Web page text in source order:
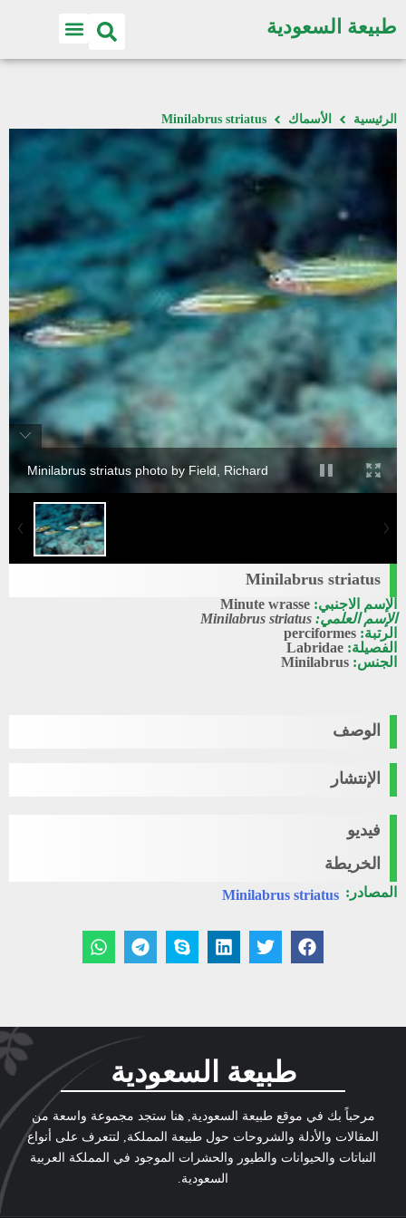
طبيعة السعودية
الرئيسية الأسماك Minilabrus striatus
Minilabrus striatus photo by Field, Richard
Minilabrus striatus
الإسم الاجنبي: Minute wrasse
الإسم العلمي: Minilabrus striatus
الرتبة: perciformes
الفصيلة: Labridae
الجنس: Minilabrus
الوصف
الإنتشار
فيديو
الخريطة
المصادر: Minilabrus striatus
طبيعة السعودية
مرحباً بك في موقع طبيعة السعودية, هنا ستجد مجموعة واسعة من
المقالات والأدلة والشروحات حول طبيعة المملكة, لتتعرف على أنواع
النباتات والحيوانات والطيور والحشرات الموجود في المملكة العربية
السعودية.